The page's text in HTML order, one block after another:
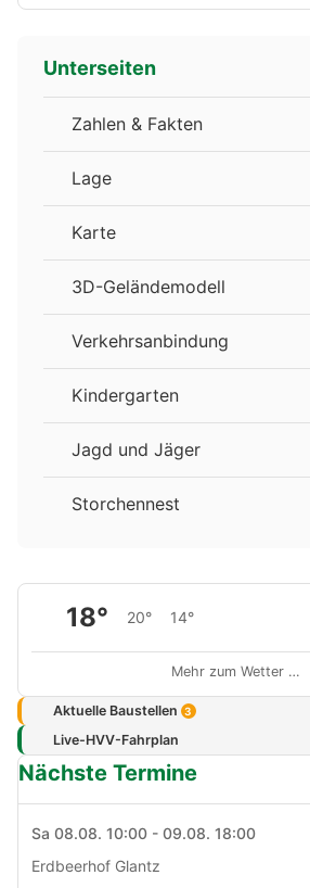
Unterseiten
Zahlen & Fakten
Lage
Karte
3D-Geländemodell
Verkehrsanbindung
Kindergarten
Jagd und Jäger
Storchennest
18° 20° 14°
Mehr zum Wetter …
Aktuelle Baustellen 3
Live-HVV-Fahrplan
Nächste Termine
Sa 08.08. 10:00 - 09.08. 18:00
Erdbeerhof Glantz